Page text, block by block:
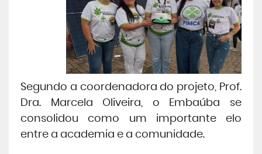
Segundo a coordenadora do projeto, Prof.
Dra. Marcela Oliveira, o Embaúba se
consolidou como um importante elo
entre a academia e a comunidade.